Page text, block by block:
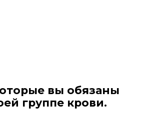
вы обязаны
группе крови.